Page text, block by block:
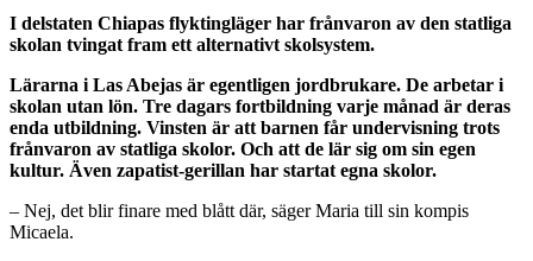
I delstaten Chiapas flyktingläger har frånvaron av den statliga
skolan tvingat fram ett alternativt skolsystem.
Lärarna i Las Abejas är egentligen jordbrukare. De arbetar i
skolan utan lön. Tre dagars fortbildning varje månad är deras
enda utbildning. Vinsten är att barnen får undervisning trots
frånvaron av statliga skolor. Och att de lär sig om sin egen
kultur. Även zapatist-gerillan har startat egna skolor.
– Nej, det blir finare med blått där, säger Maria till sin kompis
Micaela.